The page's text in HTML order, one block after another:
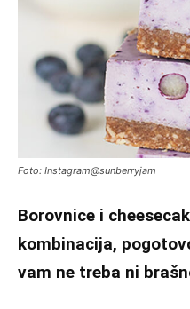
Foto: Instagram@sunberryjam
Borovnice i
kombinacija,
vam ne treba ni